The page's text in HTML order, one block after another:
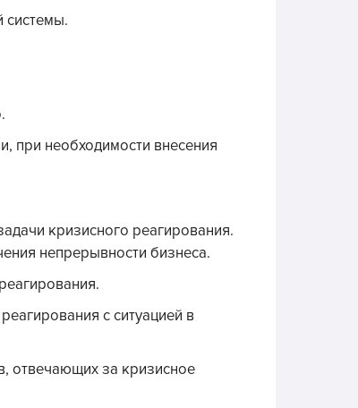
системы.
при необходимости внесения
кризисного реагирования.
непрерывности бизнеса.
с ситуацией в
отвечающих за кризисное